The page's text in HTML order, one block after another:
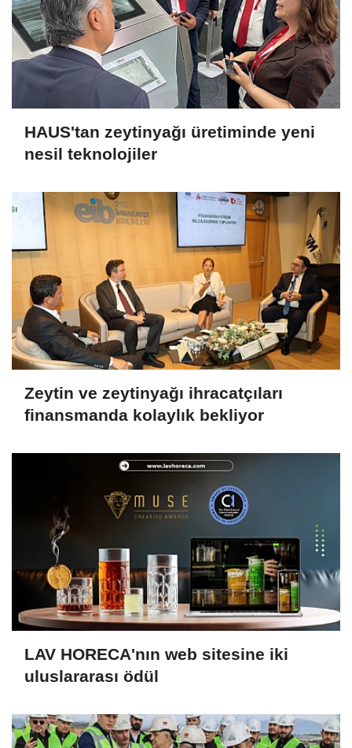
HAUS'tan zeytinyağı üretiminde yeni
nesil teknolojiler
Zeytin ve zeytinyağı ihracatçıları
finansmanda kolaylık bekliyor
LAV HORECA'nın web sitesine iki
uluslararası ödül